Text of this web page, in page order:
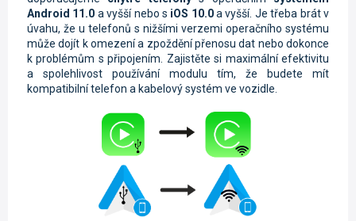
Android 11.0 a vyšší nebo s iOS 10.0a vyšší. Je třeba brát v
úvahu, že u telefonů s nižšími verzemi operačního systému
může dojít k omezení a zpoždění přenosu dat nebo dokonce
k problémům s připojením. Zajistěte si maximální efektivitu
a spolehlivost používání modulu tím, že budete mít
kompatibilní telefon a kabelový systém ve vozidle.